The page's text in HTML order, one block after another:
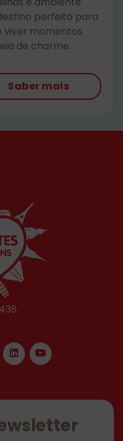
perfeito para
viver momentos
de charme.
Saber mais